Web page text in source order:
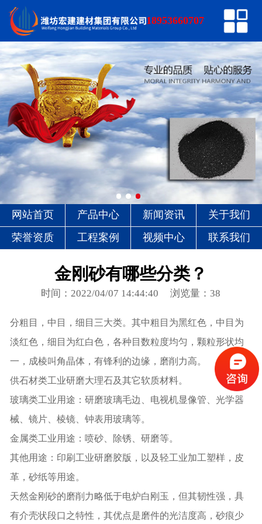
产品中心
新闻资讯
关于我们
荣誉资质
工程案例
视频中心
联系我们
18953660707
网站首页 产品中心 新闻资讯
关于我们
荣誉资质
工程案例 视频中心 联系我们
金刚砂有哪些分类？
时间：2022/04/07 14:44:40 浏览量：38
分粗目，中目，细目三大类。其中粗目为黑红色，中目为
淡红色，细目为红白色，各种目数粒度均匀，颗粒形状均
一，成棱叫角晶体，有锋利的边缘，磨削力高。
供石材类工业研磨大理石及其它软质材料。
玻璃类工业用途：研磨玻璃毛边、电视机显像管、光学器
械、镜片、棱镜、钟表用玻璃等。
金属类工业用途：喷砂、除锈、研磨等。
其他用途：印刷工业研磨胶版，以及轻工业加工塑样，皮
革，砂纸等用途。
天然金刚砂的磨削力略低于电炉白刚玉，但其韧性强，具
有介壳状段口之特性，其优点是磨件的光洁度高，砂痕少